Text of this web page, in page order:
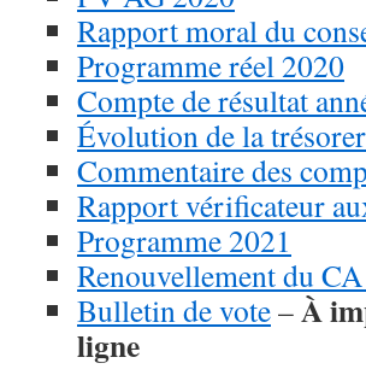
Rapport moral du
Programme réel 2020
Compte de résultat
Évolution de la
Commentaire des
Rapport vérificateur
Programme 2021
Renouvellement du
Bulletin de vote–À
ligne